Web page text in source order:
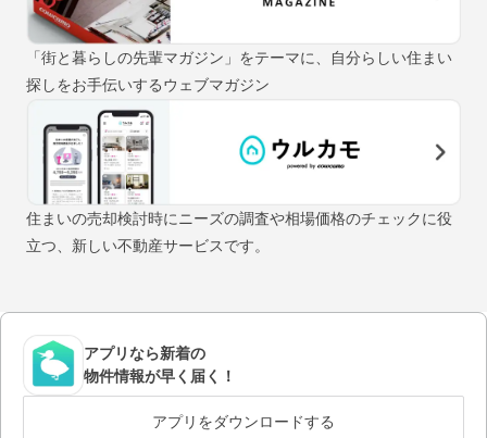
「街と暮らしの先輩マガジン」をテーマに、自分らしい住まい
探しをお手伝いするウェブマガジン
住まいの売却検討時にニーズの調査や相場価格のチェックに役
立つ、新しい不動産サービスです。
アプリなら新着の
物件情報が早く届く！
アプリをダウンロードする